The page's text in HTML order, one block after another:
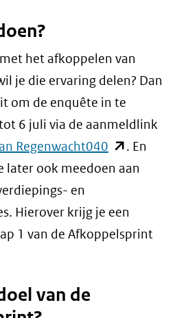
het afkoppelen van
je die ervaring delen? Dan
om de enquête in te
6 juli via de aanmeldlink
Regenwacht040 (opent
in
venster)
(verwijst
. En
later ook meedoen aan
en
Hierover krijg je een
1 van de Afkoppelsprint
van de